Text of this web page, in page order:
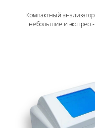
Компактный
небольшие и